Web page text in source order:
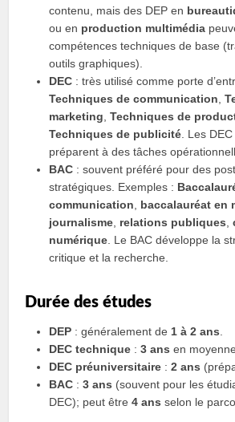
contenu, mais des DEP en
ou en production multimédia
compétences techniques de base
outils graphiques).
DEC : très utilisé comme porte
Techniques de communication ,
marketing ,Techniques de
Techniques de publicité . Les
préparent à des tâches
BAC : souvent préféré pour des
stratégiques. Exemples :
communication
baccalauréat en
journalisme relations publiques ,
numérique . Le BAC développe la
critique et la recherche.
Durée des études
DEP : généralement de 1 à 2 ans
DEC technique :3 ans en moyenne.
DEC préuniversitaire :2 ans
BAC :3 ans (souvent pour les
DEC); peut être4 ans selon le